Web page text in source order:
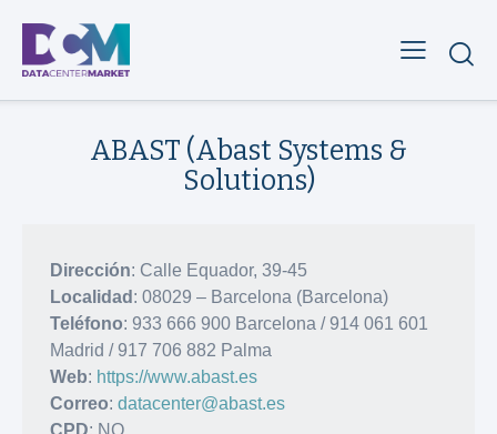
ABAST (Abast Systems &
Solutions)
Dirección: Calle Equador, 39-45
Localidad : 08029 – Barcelona (Barcelona)
Teléfono: 933 666 900 Barcelona / 914 061 601
Madrid / 917 706 882 Palma
Web: https://www.abast.es
Correo: datacenter@abast.es